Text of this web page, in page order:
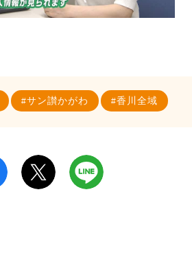
サン讃かがわ 香川全域